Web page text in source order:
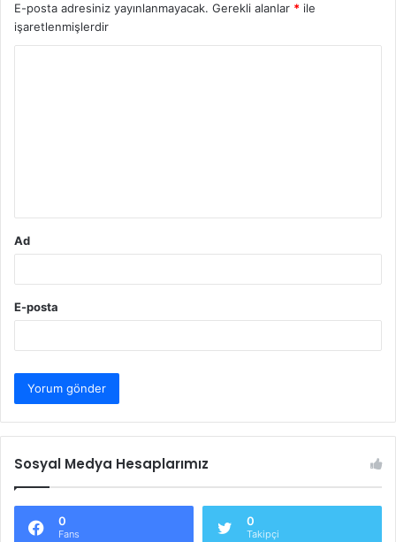
E-posta adresiniz yayınlanmayacak. Gerekli alanlar * ile
işaretlenmişlerdir
Ad
E-posta
Sosyal Medya Hesaplarımız
0
Fans
0
Takipçi